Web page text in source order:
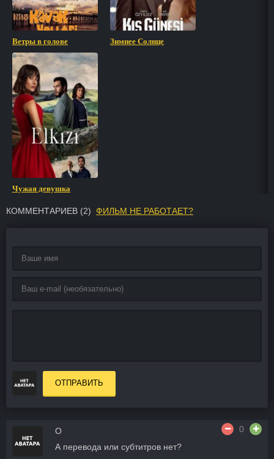
Ветры в голове Зимнее Солнце
Чужая девушка
КОММЕНТАРИЕВ (2) ФИЛЬМ НЕ РАБОТАЕТ?
ОТПРАВИТЬ
O
0
А перевода или субтитров нет?